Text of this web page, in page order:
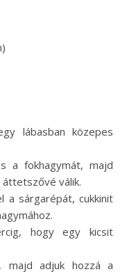
lábasban közepes
a fokhagymát, majd
áttetszővé válik.
a sárgarépát, cukkinit
hogy egy kicsit
majd adjuk hozzá a